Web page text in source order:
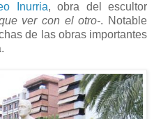
Inurria, obra del escultor
ver con el otro-. Notable
de las obras importantes